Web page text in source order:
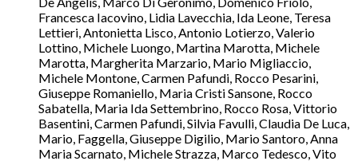
Francesca Iacovino, Lidia Lavecchia, Ida Leone, Teresa
Lettieri, Antonietta Lisco, Antonio Lotierzo, Valerio
Lottino, Michele Luongo, Martina Marotta, Michele
Marotta, Margherita Marzario, Mario Migliaccio,
Michele Montone, Carmen Pafundi, Rocco Pesarini,
Giuseppe Romaniello, Maria Cristi Sansone, Rocco
Sabatella, Maria Ida Settembrino, Rocco Rosa, Vittorio
Basentini, Carmen Pafundi, Silvia Favulli, Claudia De Luca,
Mario, Faggella, Giuseppe Digilio, Mario Santoro, Anna
Maria Scarnato, Michele Strazza, Marco Tedesco, Vito